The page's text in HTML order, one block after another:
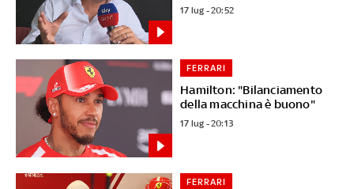
17 lug - 20:52
Hamilton: "Bilanciamento
della macchina è buono"
FERRARI
17 lug - 20:13
FERRARI